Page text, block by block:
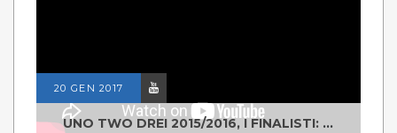
20 GEN 2017
UNO TWO DREI 2015/2016, I FINALISTI: CLASSE IV ALS ISTITUTO "DEGASPERI" BORGO VALSUGANA